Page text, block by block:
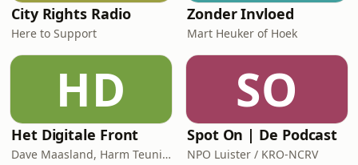
City Rights Radio
Here to Support
Zonder Invloed
Mart Heuker of Hoek
HD
Het Digitale Front
Dave Maasland, Harm Teunis / Corti Media
SO
Spot On | De Podcast
NPO Luister / KRO-NCRV